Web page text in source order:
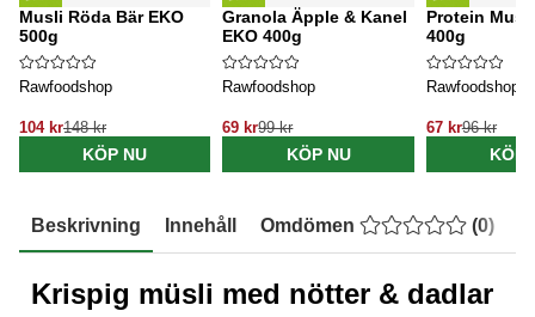
Musli Röda Bär EKO
500g
Rawfoodshop
104 kr148 kr
KÖP NU
Granola Äpple & Kanel
EKO 400g
Rawfoodshop
69 kr99 kr
KÖP NU
Protein Musli
400g
Rawfoodshop
67 kr96 kr
KÖP
Beskrivning Innehåll Omdömen (0)
Krispig müsli med nötter & dadlar